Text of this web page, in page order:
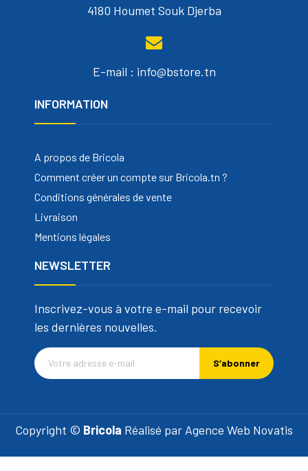
4180 Houmet Souk Djerba
E-mail : info@bstore.tn
INFORMATION
A propos de Bricola
Comment créer un compte sur Bricola.tn ?
Conditions générales de vente
Livraison
Mentions légales
NEWSLETTER
Inscrivez-vous à votre e-mail pour recevoir
les dernières nouvelles.
S’abonner
Copyright © Bricola Réalisé par Agence Web Novatis